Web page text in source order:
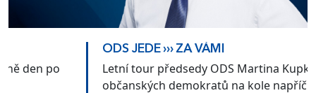
ODS JEDE ››› ZA VÁMI
Letní tour předsedy ODS Martina Kupky a
občanských demokratů na kole napříč Českem